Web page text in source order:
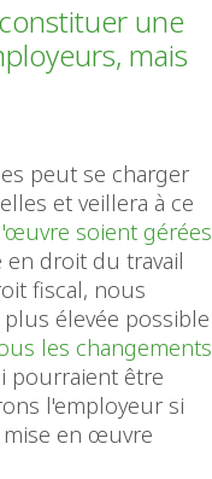
une
mais
peut se charger
et veillera à ce
soient gérées
droit du travail
fiscal, nous
élevée possible
les changements
pourraient être
l'employeur si
mise en œuvre